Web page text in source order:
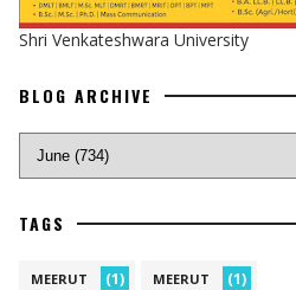
Shri Venkateshwara University
BLOG ARCHIVE
TAGS
MEERUT (1) MEERUT (1)